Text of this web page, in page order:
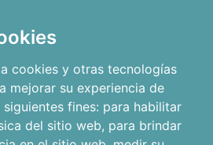
cookies y otras tecnologías
mejorar su experiencia de
fines: para habilitar
del sitio web, para brindar